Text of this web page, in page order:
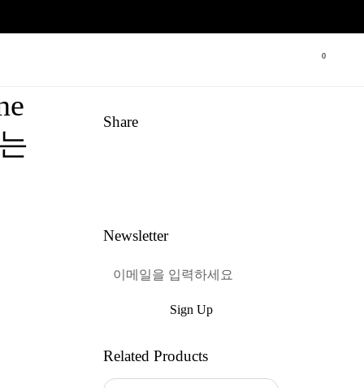
장바구
0
Share
Newsletter
혜택받기
Sign Up
Related Products